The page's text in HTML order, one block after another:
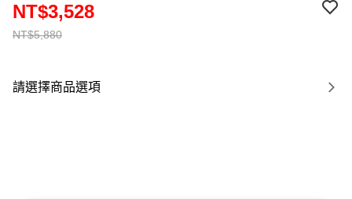
NT$5,880
NT$3,528
請選擇商品選項